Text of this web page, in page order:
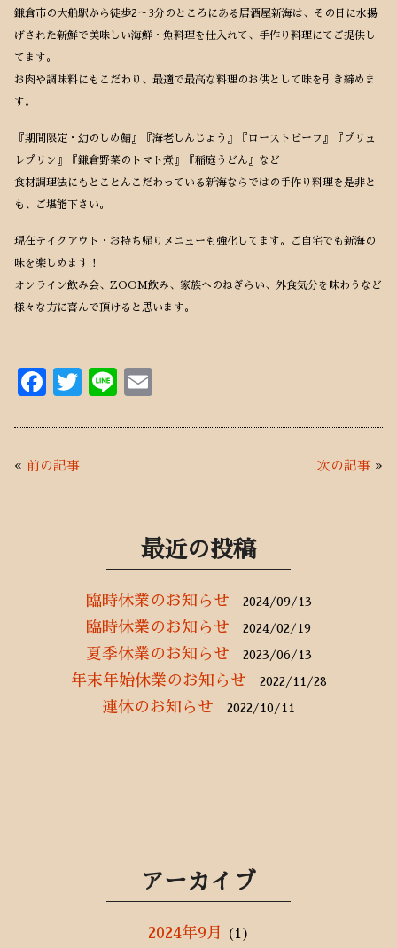
鎌倉市の大船駅から徒歩2～3分のところにある居酒屋新海は、その日に水揚
げされた新鮮で美味しい海鮮・魚料理を仕入れて、手作り料理にてご提供し
てます。
お肉や調味料にもこだわり、最適で最高な料理のお供として味を引き締めま
す。
『期間限定・幻のしめ鯖』『海老しんじょう』『ローストビーフ』『ブリュ
レプリン』『鎌倉野菜のトマト煮』『稲庭うどん』など
食材調理法にもとことんこだわっている新海ならではの手作り料理を是非と
も、ご堪能下さい。
現在テイクアウト・お持ち帰りメニューも強化してます。ご自宅でも新海の
味を楽しめます！
オンライン飲み会、ZOOM飲み、家族へのねぎらい、外食気分を味わうなど
様々な方に喜んで頂けると思います。
F
b
T
Li
« 前の記事 次の記事 »
最近の投稿
臨時休業のお知らせ 2024/09/13
臨時休業のお知らせ 2024/02/19
夏季休業のお知らせ 2023/06/13
年末年始休業のお知らせ 2022/11/28
連休のお知らせ 2022/10/11
アーカイブ
2024年9月 (1)